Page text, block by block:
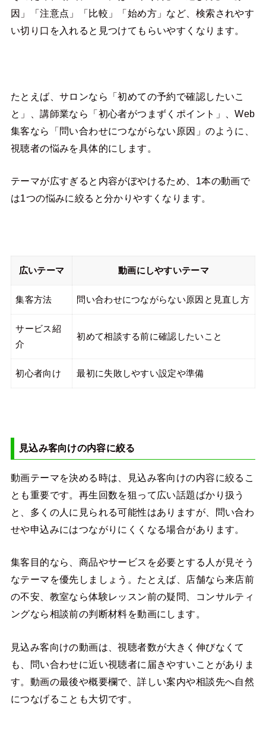
因」「注意点」「比較」「始め方」など、検索されやす
い切り口を入れると見つけてもらいやすくなります。
たとえば、サロンなら「初めての予約で確認したいこ
と」、講師業なら「初心者がつまずくポイント」、Web
集客なら「問い合わせにつながらない原因」のように、
視聴者の悩みを具体的にします。
テーマが広すぎると内容がぼやけるため、1本の動画で
は1つの悩みに絞ると分かりやすくなります。
広いテーマ 動画にしやすいテーマ
集客方法 問い合わせにつながらない原因と見直し方
サービス紹
介
初めて相談する前に確認したいこと
初心者向け 最初に失敗しやすい設定や準備
見込み客向けの内容に絞る
動画テーマを決める時は、見込み客向けの内容に絞るこ
とも重要です。再生回数を狙って広い話題ばかり扱う
と、多くの人に見られる可能性はありますが、問い合わ
せや申込みにはつながりにくくなる場合があります。
集客目的なら、商品やサービスを必要とする人が見そう
なテーマを優先しましょう。たとえば、店舗なら来店前
の不安、教室なら体験レッスン前の疑問、コンサルティ
ングなら相談前の判断材料を動画にします。
見込み客向けの動画は、視聴者数が大きく伸びなくて
も、問い合わせに近い視聴者に届きやすいことがありま
す。動画の最後や概要欄で、詳しい案内や相談先へ自然
につなげることも大切です。